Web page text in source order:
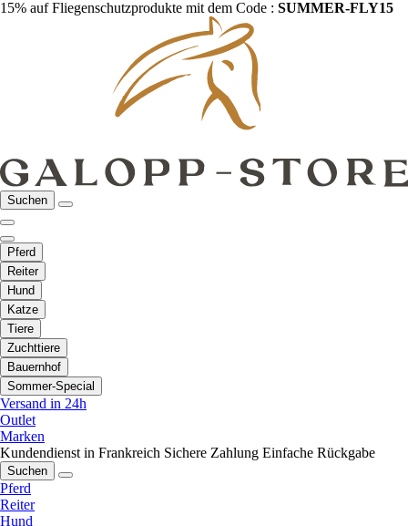
15% auf Fliegenschutzprodukte mit dem Code : SUMMER-FLY15
Suchen
Pferd
Reiter
Hund
Katze
Tiere
Zuchttiere
Bauernhof
Sommer-Special
Versand in 24h
Outlet
Marken
Kundendienst in Frankreich Sichere Zahlung Einfache Rückgabe
Suchen
Pferd
Reiter
Hund